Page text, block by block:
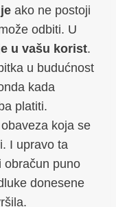
ako ne postoji
odbiti. U
u vašu korist.
u budućnost
kada
platiti.
koja se
I upravo ta
obračun puno
donesene